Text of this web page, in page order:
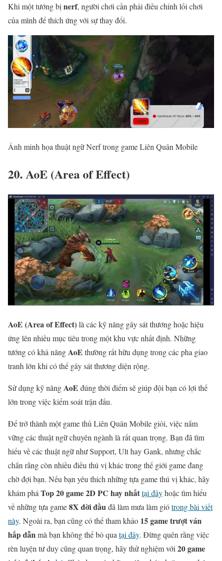
Khi một tướng bị nerf, người chơi cần phải điều chỉnh lối chơi
của mình để thích ứng với sự thay đổi.
Ảnh minh họa thuật ngữ Nerf trong game Liên Quân Mobile
20. AoE (Area of Effect)
AoE (Area of Effect)là các kỹ năng gây sát thương hoặc hiệu
ứng lên nhiều mục tiêu trong một khu vực nhất định. Những
tướng có khả năngAoE thường rất hữu dụng trong các pha giao
tranh lớn khi có thể gây sát thương diện rộng.
Sử dụng kỹ năngAoE đúng thời điểm sẽ giúp đội bạn có lợi thế
lớn trong việc kiểm soát trận đấu.
Để trở thành một game thủ Liên Quân Mobile giỏi, việc nắm
vững các thuật ngữ chuyên ngành là rất quan trọng. Bạn đã tìm
hiểu về các thuật ngữ như Support, Ult hay Gank, nhưng chắc
chắn rằng còn nhiều điều thú vị khác trong thế giới game đang
chờ đợi bạn. Nếu bạn yêu thích những tựa game thú vị khác, hãy
khám phá Top 20 game 2D PC hay nhấttại đâyhoặc tìm hiểu
về những tựa game8X đời đầuđã làm mưa làm giótrong bài viết
này. Ngoài ra, bạn cũng có thể tham khảo 15 game trượt ván
hấp dẫnmà bạn không thể bỏ qua tại đây. Đừng quên rằng việc
rèn luyện tư duy cũng quan trọng, hãy thử nghiệm với 20 game